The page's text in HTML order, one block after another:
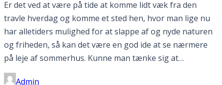
Er det ved at være på tide at komme lidt væk fra den
travle hverdag og komme et sted hen, hvor man lige nu
har alletiders mulighed for at slappe af og nyde naturen
og friheden, så kan det være en god ide at se nærmere
på leje af sommerhus. Kunne man tænke sig at…
Admin